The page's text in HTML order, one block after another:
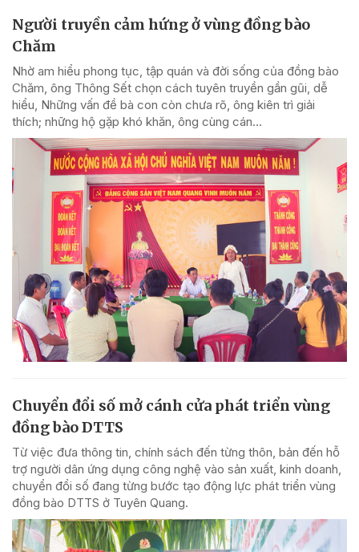
Người truyền cảm hứng ở vùng đồng bào
Chăm
Nhờ am hiểu phong tục, tập quán và đời sống của đồng bào
Chăm, ông Thông Sết chọn cách tuyên truyền gần gũi, dễ
hiểu, Những vấn đề bà con còn chưa rõ, ông kiên trì giải
thích; những hộ gặp khó khăn, ông cùng cán...
Chuyển đổi số mở cánh cửa phát triển vùng
đồng bào DTTS
Từ việc đưa thông tin, chính sách đến từng thôn, bản đến hỗ
trợ người dân ứng dụng công nghệ vào sản xuất, kinh doanh,
chuyển đổi số đang từng bước tạo động lực phát triển vùng
đồng bào DTTS ở Tuyên Quang.